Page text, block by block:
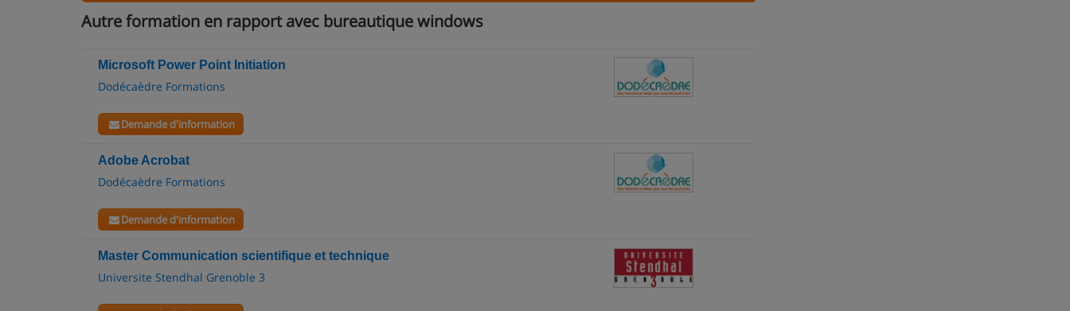
Autre formation en rapport avec bureautique windows
Microsoft Power Point Initiation
Dodécaèdre Formations
Demande d'information
Adobe Acrobat
Dodécaèdre Formations
Demande d'information
Master Communication scientifique et technique
Universite Stendhal Grenoble 3